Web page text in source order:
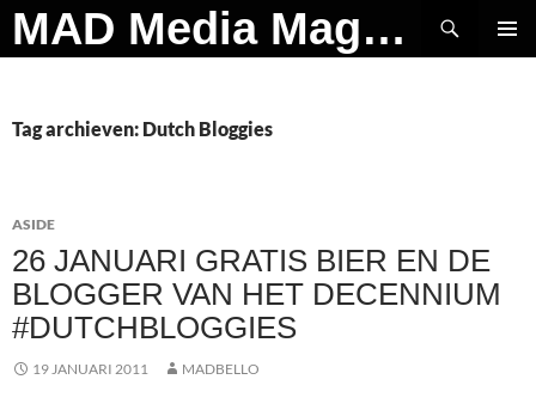
Ga
naar
MAD Media Magazine
Zoeken
Tag archieven: Dutch Bloggies
ASIDE
26 JANUARI GRATIS BIER EN DE
BLOGGER VAN HET DECENNIUM
#DUTCHBLOGGIES
19 JANUARI 2011 MADBELLO